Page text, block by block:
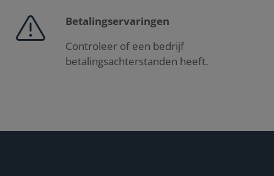
Betalingservaringen
Controleer of een bedrijf
betalingsachterstanden heeft.